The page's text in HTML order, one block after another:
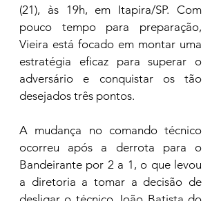
(21), às 19h, em Itapira/SP. Com
pouco tempo para preparação,
Vieira está focado em montar uma
estratégia eficaz para superar o
adversário e conquistar os tão
desejados três pontos.
A mudança no comando técnico
ocorreu após a derrota para o
Bandeirante por 2 a 1, o que levou
a diretoria a tomar a decisão de